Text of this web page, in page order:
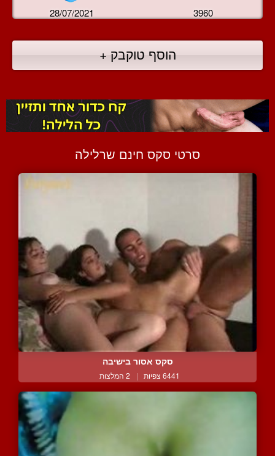
28/07/2021 3960
הוסף טוקבק +
סרטי סקס חינם שרלילה
סקס אסור בישיבה
6441 צפיות | 2 המלצות